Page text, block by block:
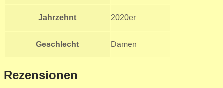
Jahrzehnt 2020er
Geschlecht Damen
Rezensionen